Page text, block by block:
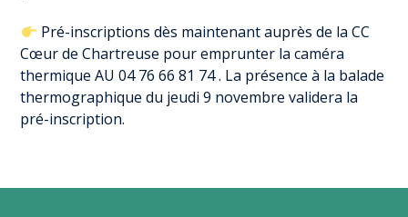
Pré-inscriptions dès maintenant auprès de la CC
Cœur de Chartreuse pour emprunter la caméra
thermique AU 04 76 66 81 74 . La présence à la balade
thermographique du jeudi 9 novembre validera la
pré-inscription.